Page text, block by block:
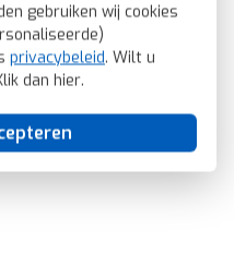
gebruiken wij cookies
privacybeleid. Wilt u
dan hier.
Future Linear